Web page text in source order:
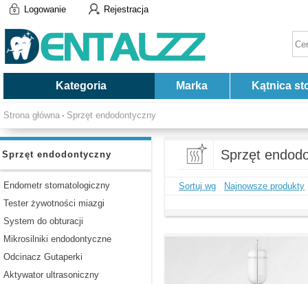
Logowanie Rejestracja
Kategoria Marka Kątnica
Strona główna - Sprzęt endodontyczny
Sprzęt endodontyczny
Endometr stomatologiczny
Tester żywotności miazgi
System do obturacji
Mikrosilniki endodontyczne
Odcinacz Gutaperki
Aktywator ultrasoniczny
Sprzęt
Sortuj wg Najnowsze produkty